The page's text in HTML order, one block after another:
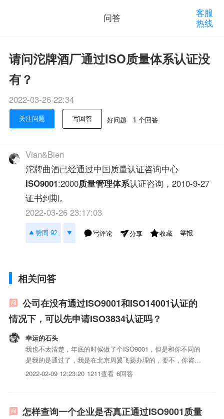
问答
客服
热线
请问沱牌酒厂通过ISO质量体系认证没
有？
2022-03-26 22:34
关注问题 写回答 好问题 1 个回答
Vian&Bien
沱牌曲酒已经通过中国质量认证咨询中心
ISO9001:2000质量管理体系认证咨询，2010-9-27
证书到期。
2022-03-26 23:17:03
赞同 92 写评论 分享 收藏 举报
相关问答
公司在没有通过ISO9001和ISO14001认证的
情况下，可以先申请ISO3834认证吗？
幸运的石头
我也不太清楚，年底的时候做了个ISO9001，但是和你不同的
是我的是通过了，我是在北京周翼飞扬办理的，要不，你咨询
一下吧。我也不是专业的。
2022-02-09 12:23:20 1211查看 6回答
怎样查询一个企业是否真正通过ISO9001质量